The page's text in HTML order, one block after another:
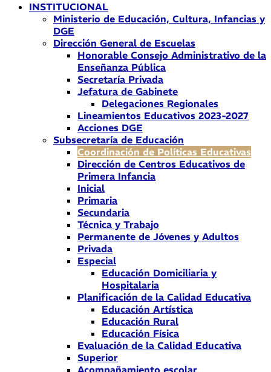
INSTITUCIONAL
Ministerio de Educación, Cultura, Infancias y
DGE
Dirección General de Escuelas
Honorable Consejo Administrativo de la
Enseñanza Pública
Secretaría Privada
Jefatura de Gabinete
Delegaciones Regionales
Lineamientos Educativos 2023-2027
Acciones DGE
Subsecretaría de Educación
Coordinación de Políticas Educativas
Dirección de Centros Educativos de
Primera Infancia
Inicial
Primaria
Secundaria
Técnica y Trabajo
Permanente de Jóvenes y Adultos
Privada
Especial
Educación Domiciliaria y
Hospitalaria
Planificación de la Calidad Educativa
Educación Artística
Educación Rural
Educación Física
Evaluación de la Calidad Educativa
Superior
Acompañamiento escolar